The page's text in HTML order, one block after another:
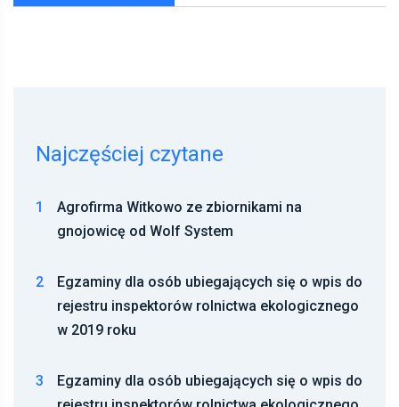
Najczęściej czytane
1
Agrofirma Witkowo ze zbiornikami na
gnojowicę od Wolf System
2
Egzaminy dla osób ubiegających się o wpis do
rejestru inspektorów rolnictwa ekologicznego
w 2019 roku
3
Egzaminy dla osób ubiegających się o wpis do